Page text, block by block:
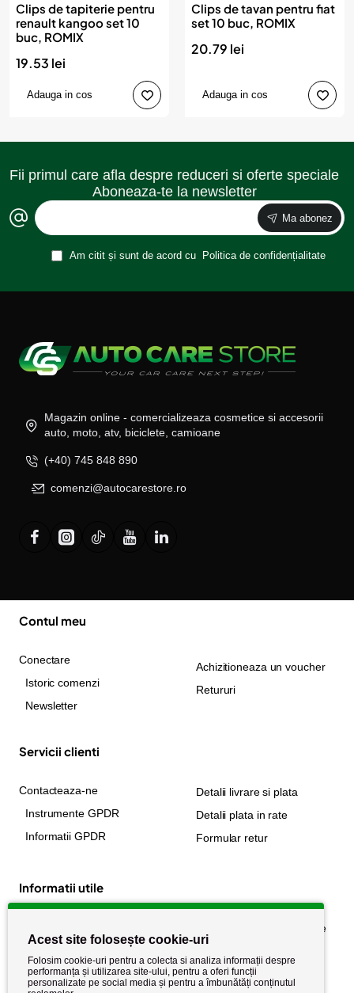
Clips de tapiterie pentru
renault kangoo set 10
buc, ROMIX
19.53 lei
Adauga in cos
Clips de tavan pentru fiat
set 10 buc, ROMIX
20.79 lei
Adauga in cos
Fii primul care afla despre reduceri si oferte speciale
Aboneaza-te la newsletter
Ma abonez
Am citit și sunt de acord cu Politica de confidențialitate
Magazin online - comercializeaza cosmetice si accesorii
auto, moto, atv, biciclete, camioane
(+40) 745 848 890
comenzi@autocarestore.ro
Contul meu
Conectare
Istoric comenzi
Newsletter
Achizitioneaza un voucher
Retururi
Servicii clienti
Contacteaza-ne
Instrumente GPDR
Informatii GPDR
Detalii livrare si plata
Detalii plata in rate
Formular retur
Informatii utile
Politica de cookie
Politica de confidențialitate
Termeni si conditii
Acest site folosește cookie-uri
Folosim cookie-uri pentru a colecta si analiza informații despre
performanța și utilizarea site-ului, pentru a oferi funcții
personalizate pe social media și pentru a îmbunătăți conținutul